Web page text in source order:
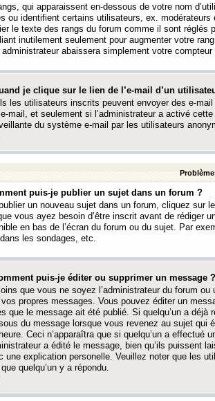
qui apparaissent en-dessous de votre nom
ou identifient certains utilisateurs, ex.
le texte des rangs du forum comme il sont réglés
inutilement seulement pour augmenter votre
administrateur abaissera simplement votre
je clique sur le lien de l’e-mail d’un
les utilisateurs inscrits peuvent envoyer des e-
mail, et seulement si l’administrateur a activé
du système e-mail par les utilisateurs
puis-je publier un sujet dans un forum ?
un nouveau sujet dans un forum, cliquez sur
vous ayez besoin d’être inscrit avant de rédiger
en bas de l’écran du forum ou du sujet. Par
les sondages, etc.
puis-je éditer ou supprimer un message ?
que vous ne soyez l’administrateur du forum
propres messages. Vous pouvez éditer un
que le message ait été publié. Si quelqu’un a
du message lorsque vous revenez au sujet qui
Ceci n’apparaîtra que si quelqu’un a effectué
a édité le message, bien qu’ils puissent
une explication personelle. Veuillez noter que les
quelqu’un y a répondu.